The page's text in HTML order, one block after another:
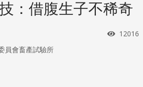
：借腹生子不稀奇
瀏覽次
12016
員會畜產試驗所